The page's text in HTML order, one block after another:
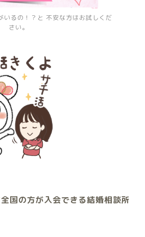
いるの！？と 不安な方はお試しくだ
さい。
国の方が入会できる結婚相談所